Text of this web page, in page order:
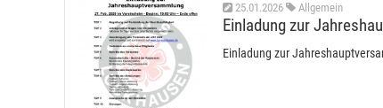
25.01.2026 Allgemein
Einladung zur
Einladung zur